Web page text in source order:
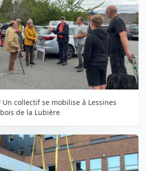
Un collectif se mobilise à Lessines
de la Lubière